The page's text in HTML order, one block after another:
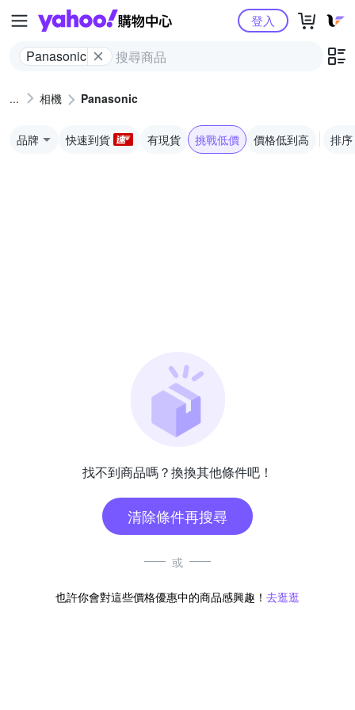
Yahoo購物中心
Panasonic
登入
相機 Panasonic
品牌 快速到貨 有現貨 挑戰低價 價格低到高 排序
找不到商品嗎？換換其他條件吧！
清除條件再搜尋
或
也許你會對這些價格優惠中的商品感興趣！ 去逛逛